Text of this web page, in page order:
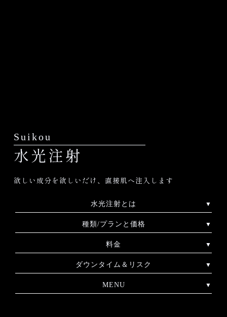
Suikou
水光注射
欲しい成分を欲しいだけ、直接肌へ注入します
水光注射とは
種類/プランと価格
料金
ダウンタイム＆リスク
MENU